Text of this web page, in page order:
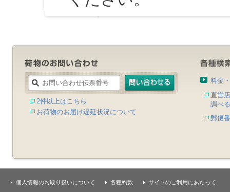
2件以上はこちら
お荷物のお届け遅延状況について
料金
直営
調べる
郵便
個人情報のお取り扱いについて 各種約款 サイトのご利用にあたって